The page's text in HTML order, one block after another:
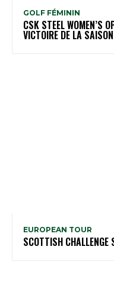
GOLF FÉMININ
CSK STEEL WOMEN’S
VICTOIRE DE LA
EUROPEAN TOUR
SCOTTISH